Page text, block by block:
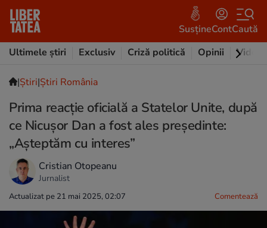
SusțineContCaută
Ultimele știri
Exclusiv Criză politică Opinii Video
|Ştiri|Știri România
Prima reacție oficială a Statelor Unite, după
ce Nicușor Dan a fost ales președinte:
„Așteptăm cu interes”
Cristian Otopeanu
Jurnalist
Actualizat pe 21 mai 2025, 02:07 Comentează